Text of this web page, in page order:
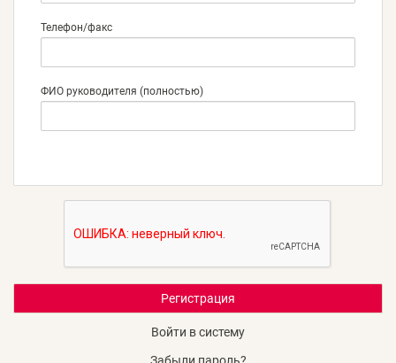
Телефон/факс
ФИО руководителя (полностью)
Войти в систему